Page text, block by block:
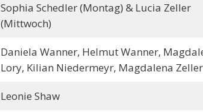
Sophia Schedler (Montag) & Lucia Zeller
(Mittwoch)
Daniela Wanner, Helmut Wanner,
Lory, Kilian Niedermeyr, Magdalena Zeller
Leonie Shaw